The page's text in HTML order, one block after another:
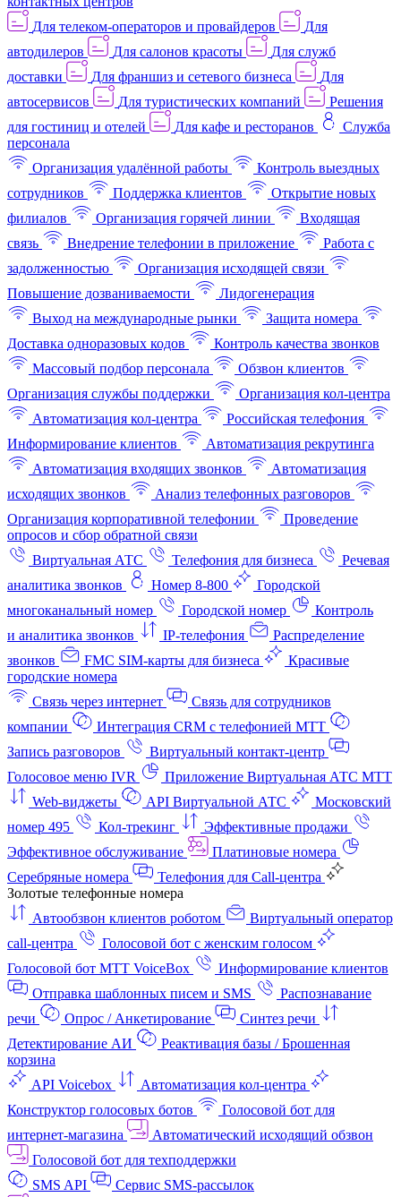
Для телеком-операторов и провайдеров
Для
автодилеров
Для салонов красоты
Для служб
доставки
Для франшиз и сетевого бизнеса
Для
автосервисов
Для туристических компаний
Решения
для гостиниц и отелей
Для кафе и ресторанов
Служба
персонала
Организация удалённой работы
Контроль выездных
сотрудников
Поддержка клиентов
Открытие новых
филиалов
Организация горячей линии
Входящая
связь
Внедрение телефонии в приложение
Работа с
задолженностью
Организация исходящей связи
Повышение дозваниваемости
Лидогенерация
Выход на международные рынки
Защита номера
Доставка одноразовых кодов
Контроль качества звонков
Массовый подбор персонала
Обзвон клиентов
Организация службы поддержки
Организация кол-центра
Автоматизация кол-центра
Российская телефония
Информирование клиентов
Автоматизация рекрутинга
Автоматизация входящих звонков
Автоматизация
исходящих звонков
Анализ телефонных разговоров
Организация корпоративной телефонии
Проведение
опросов и сбор обратной связи
Виртуальная АТС
Телефония для бизнеса
Речевая
аналитика звонков
Номер 8-800
Городской
многоканальный номер
Городской номер
Контроль
и аналитика звонков
IP-телефония
Распределение
звонков
FMC SIM-карты для бизнеса
Красивые
городские номера
Связь через интернет
Связь для сотрудников
компании
Интеграция CRM с телефонией МТТ
Запись разговоров
Виртуальный контакт‑центр
Голосовое меню IVR
Приложение Виртуальная АТС МТТ
Web-виджеты
API Виртуальной АТС
Московский
номер 495
Кол-трекинг
Эффективные продажи
Эффективное обслуживание
Платиновые номера
Серебряные номера
Телефония для Call-центра
Золотые телефонные номера
Автообзвон клиентов роботом
Виртуальный оператор
call-центра
Голосовой бот с женским голосом
Голосовой бот МТТ VoiceBox
Информирование клиентов
Отправка шаблонных писем и SMS
Распознавание
речи
Опрос / Анкетирование
Синтез речи
Детектирование АИ
Реактивация базы / Брошенная
корзина
API Voicebox
Автоматизация кол‑центра
Конструктор голосовых ботов
Голосовой бот для
интернет‑магазина
Автоматический исходящий обзвон
Голосовой бот для техподдержки
SMS API
Сервис SMS-рассылок